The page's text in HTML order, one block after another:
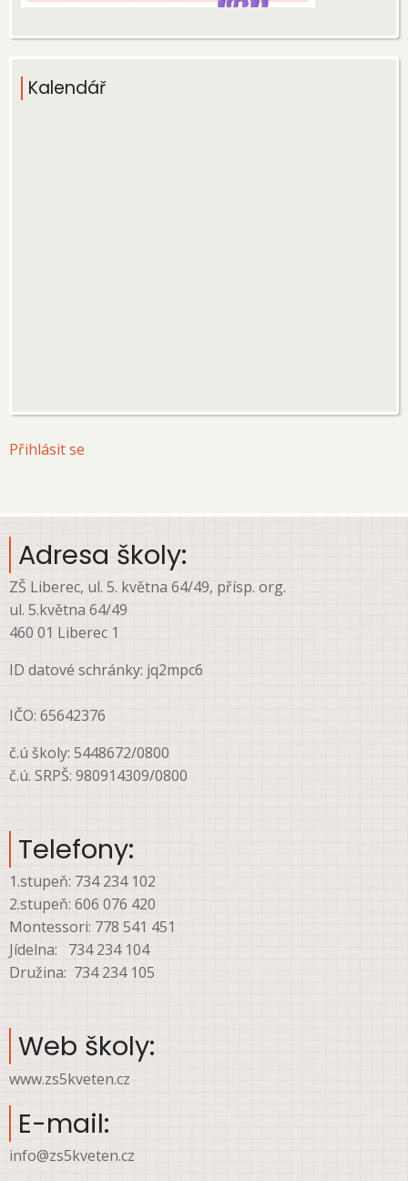
Kalendář
User
menu
Přihlásit se
Adresa školy:
ZŠ Liberec, ul. 5. května 64/49, přísp. org.
ul. 5.května 64/49
460 01 Liberec 1
ID datové schránky: jq2mpc6
IČO: 65642376
č.ú školy: 5448672/0800
č.ú. SRPŠ: 980914309/0800
Telefony:
1.stupeň: 734 234 102
2.stupeň: 606 076 420
Montessori: 778 541 451
Jídelna: 734 234 104
Družina: 734 234 105
Web školy:
www.zs5kveten.cz
E-mail:
info@zs5kveten.cz